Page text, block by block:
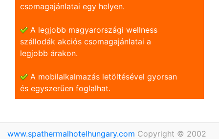
csomagajánlatai egy helyen.
A legjobb magyarországi wellness
szállodák akciós csomagajánlatai a
legjobb árakon.
A mobilalkalmazás letöltésével gyorsan
és egyszerũen foglalhat.
www.spathermalhotelhungary.com Copyright © 2002